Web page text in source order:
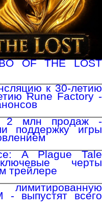
OF THE LOST
к 30-летию
Rune Factory -
2 млн продаж -
поддержку игры
A Plague Tale
черты
трейлере
лимитированную
- выпустят всего